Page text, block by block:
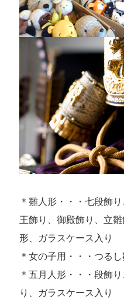
＊雛人形・・・七段飾
王飾り、御殿飾り、立
形、ガラスケース入り
＊女の子用・・・つる
＊五月人形・・・段飾
り、ガラスケース入り